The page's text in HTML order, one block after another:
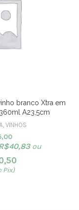
branco Xtra em
A23,5cm
, VINHOS
40,83ou
Pix)